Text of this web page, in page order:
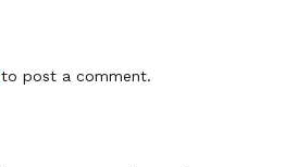
to post a comment.